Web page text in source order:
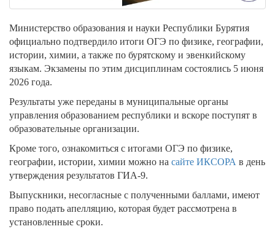
Министерство образования и науки Республики Бурятия
официально подтвердило итоги ОГЭ по физике, географии,
истории, химии, а также по бурятскому и эвенкийскому
языкам. Экзамены по этим дисциплинам состоялись 5 июня
2026 года.
Результаты уже переданы в муниципальные органы
управления образованием республики и вскоре поступят в
образовательные организации.
Кроме того, ознакомиться с итогами ОГЭ по физике,
географии, истории, химии можно на сайте ИКСОРА в день
утверждения результатов ГИА-9.
Выпускники, несогласные с полученными баллами, имеют
право подать апелляцию, которая будет рассмотрена в
установленные сроки.